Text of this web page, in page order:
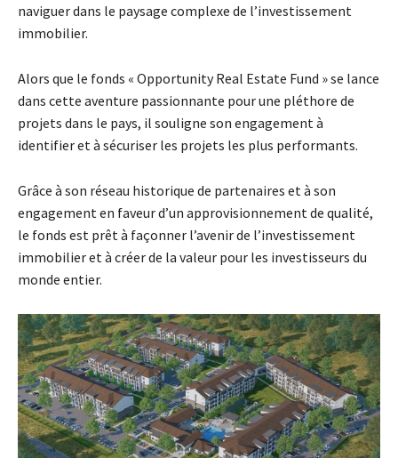
naviguer dans le paysage complexe de l’investissement
immobilier.
Alors que le fonds « Opportunity Real Estate Fund » se lance
dans cette aventure passionnante pour une pléthore de
projets dans le pays, il souligne son engagement à
identifier et à sécuriser les projets les plus performants.
Grâce à son réseau historique de partenaires et à son
engagement en faveur d’un approvisionnement de qualité,
le fonds est prêt à façonner l’avenir de l’investissement
immobilier et à créer de la valeur pour les investisseurs du
monde entier.